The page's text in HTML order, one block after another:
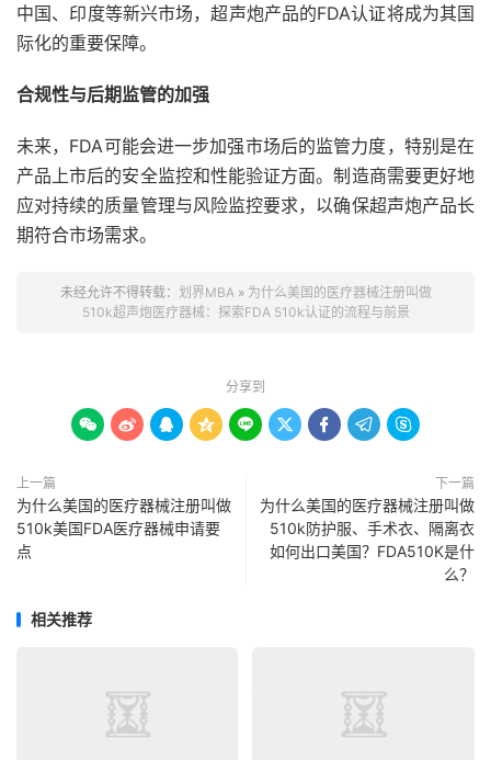
中国、印度等新兴市场，超声炮产品的FDA认证将成为其国
际化的重要保障。
合规性与后期监管的加强
未来，FDA可能会进一步加强市场后的监管力度，特别是在
产品上市后的安全监控和性能验证方面。制造商需要更好地
应对持续的质量管理与风险监控要求，以确保超声炮产品长
期符合市场需求。
未经允许不得转载： 划界MBA» 为什么美国的医疗器械注册叫做
510k超声炮医疗器械：探索FDA 510k认证的流程与前景
分享到
        
上一篇
为什么美国的医疗器械注册叫做
510k美国FDA医疗器械申请要
点
下一篇
为什么美国的医疗器械注册叫做
510k防护服、手术衣、隔离衣
如何出口美国？FDA510K是什
么？
相关推荐